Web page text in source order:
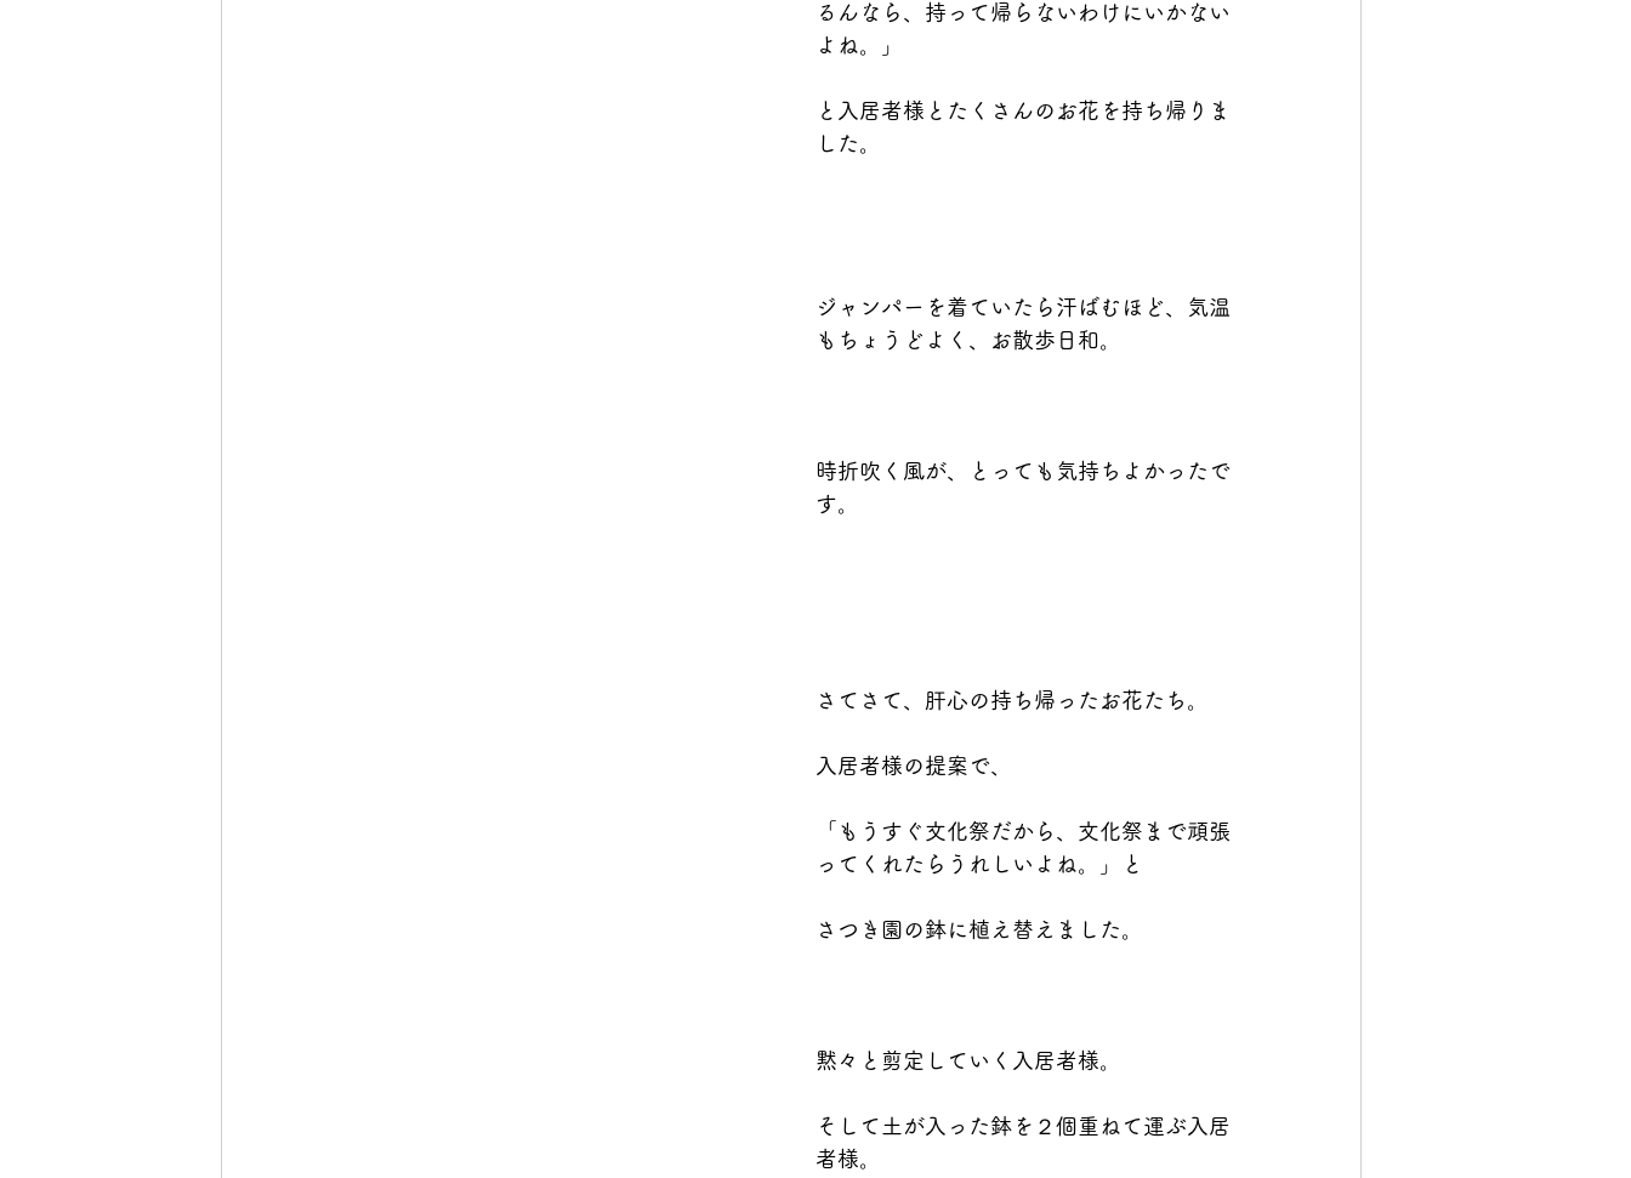
るんなら、持って帰らないわけにいかない
よね。」
と入居者様とたくさんのお花を持ち帰りま
した。
ジャンパーを着ていたら汗ばむほど、気温
もちょうどよく、お散歩日和。
時折吹く風が、とっても気持ちよかったで
す。
さてさて、肝心の持ち帰ったお花たち。
入居者様の提案で、
「もうすぐ文化祭だから、文化祭まで頑張
ってくれたらうれしいよね。」と
さつき園の鉢に植え替えました。
黙々と剪定していく入居者様。
そして土が入った鉢を２個重ねて運ぶ入居
者様。